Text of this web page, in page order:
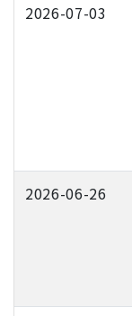
2026-07-03
2026-06-26